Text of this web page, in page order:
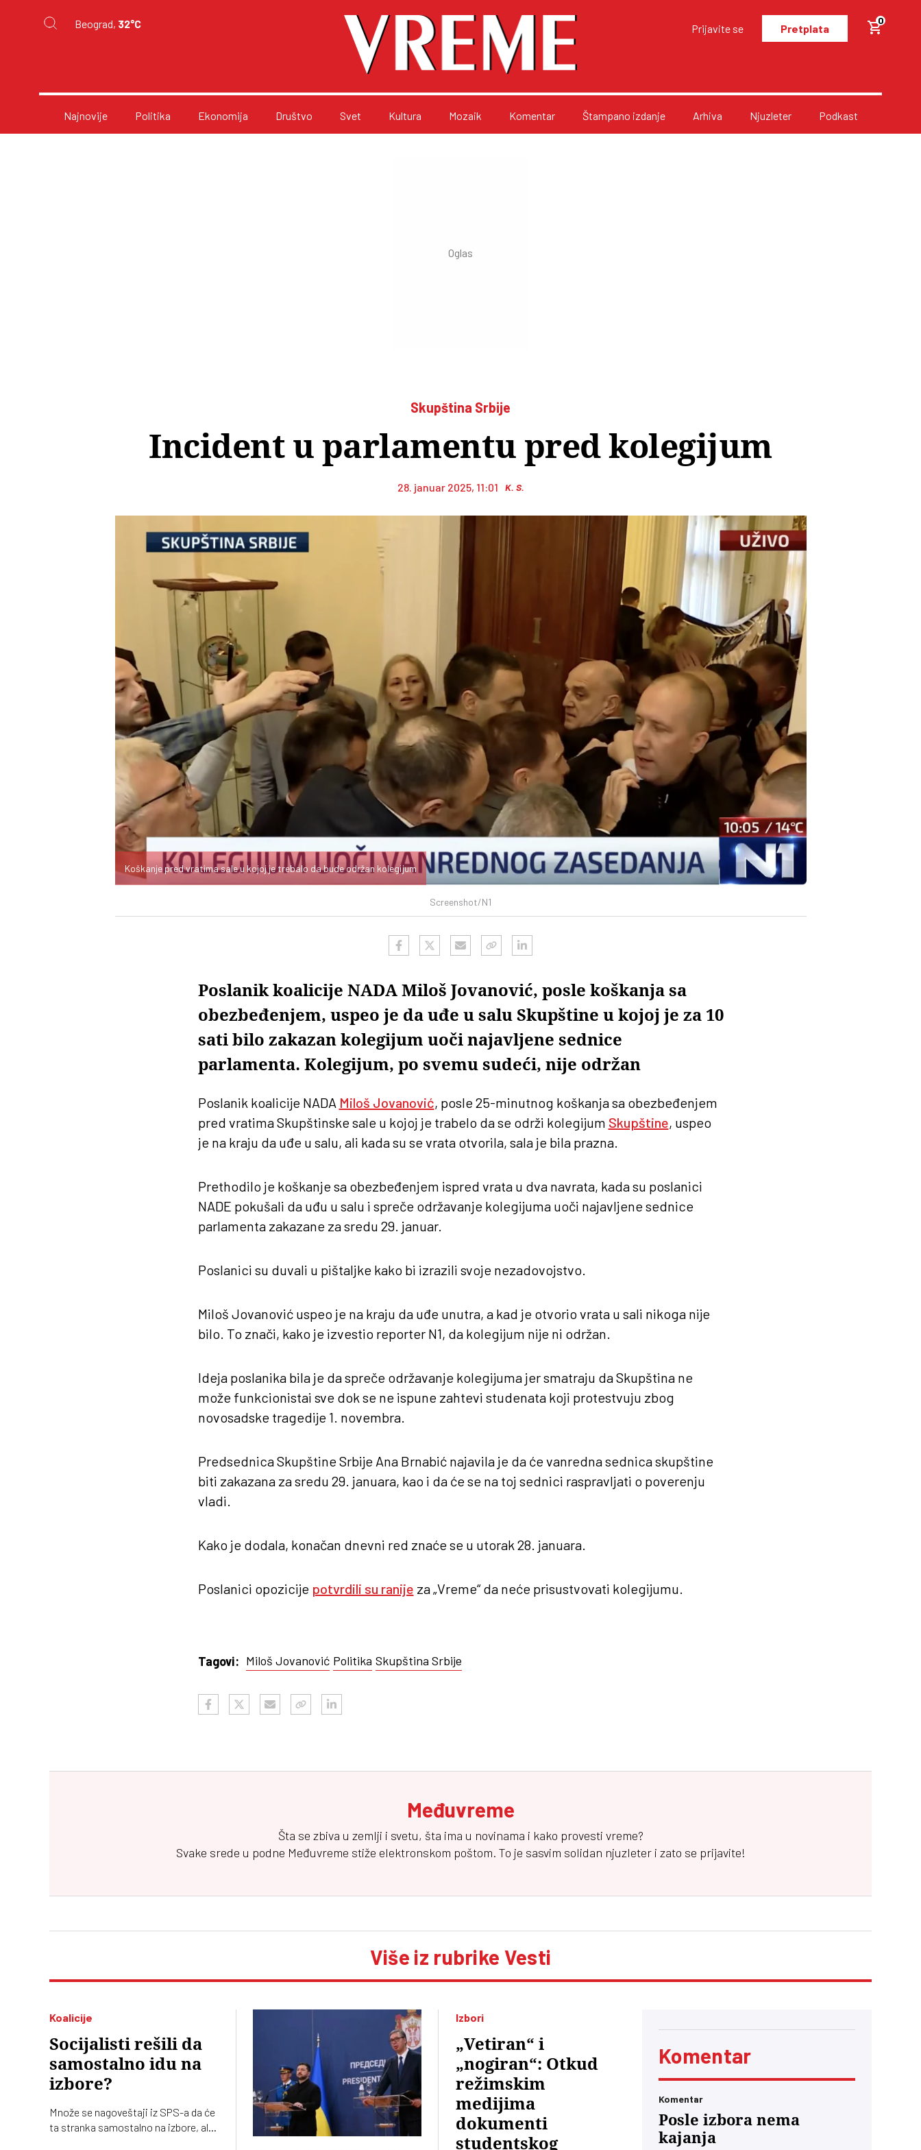
Beograd, 32°C Prijavite se Pretplata
0
Najnovije Politika Ekonomija Društvo Svet Kultura Mozaik Komentar Štampano izdanje Arhiva Njuzleter Podkast
Skupština Srbije
Incident u parlamentu pred kolegijum
28. januar 2025, 11:01 K. S.
Screenshot/N1
Koškanje pred vratima sale u kojoj je trebalo da bude održan kolegijum
Poslanik koalicije NADA Miloš Jovanović, posle koškanja sa
obezbeđenjem, uspeo je da uđe u salu Skupštine u kojoj je za 10
sati bilo zakazan kolegijum uoči najavljene sednice
parlamenta. Kolegijum, po svemu sudeći, nije održan
Poslanik koalicije NADA Miloš Jovanović, posle 25-minutnog koškanja sa obezbeđenjem
pred vratima Skupštinske sale u kojoj je trabelo da se održi kolegijum Skupštine, uspeo
je na kraju da uđe u salu, ali kada su se vrata otvorila, sala je bila prazna.
Prethodilo je koškanje sa obezbeđenjem ispred vrata u dva navrata, kada su poslanici
NADE pokušali da uđu u salu i spreče održavanje kolegijuma uoči najavljene sednice
parlamenta zakazane za sredu 29. januar.
Poslanici su duvali u pištaljke kako bi izrazili svoje nezadovojstvo.
Miloš Jovanović uspeo je na kraju da uđe unutra, a kad je otvorio vrata u sali nikoga nije
bilo. To znači, kako je izvestio reporter N1, da kolegijum nije ni održan.
Ideja poslanika bila je da spreče održavanje kolegijuma jer smatraju da Skupština ne
može funkcionistai sve dok se ne ispune zahtevi studenata koji protestvuju zbog
novosadske tragedije 1. novembra.
Predsednica Skupštine Srbije Ana Brnabić najavila je da će vanredna sednica skupštine
biti zakazana za sredu 29. januara, kao i da će se na toj sednici raspravljati o poverenju
vladi.
Kako je dodala, konačan dnevni red znaće se u utorak 28. januara.
Poslanici opozicije potvrdili su ranije za „Vreme“ da neće prisustvovati kolegijumu.
Tagovi: Miloš Jovanović Politika Skupština Srbije
Međuvreme
Šta se zbiva u zemlji i svetu, šta ima u novinama i kako provesti vreme?
Svake srede u podne Međuvreme stiže elektronskom poštom. To je sasvim solidan njuzleter i zato se prijavite!
Više iz rubrike Vesti
Koalicije
Socijalisti rešili da
samostalno idu na
izbore?
Množe se nagoveštaji iz SPS-a da će
ta stranka samostalno na izbore, ali
Izbori
„Vetiran“ i
„nogiran“: Otkud
režimskim
medijima
dokumenti
studentskog
Komentar
Komentar
Posle izbora nema
kajanja